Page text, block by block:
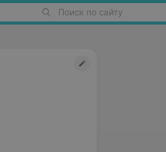
Поиск по сайту